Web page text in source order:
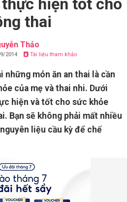
hiện tốt cho
thai
Thảo
2014 Tài liệu tham khảo
những món ăn an thai là cần
của mẹ và thai nhi. Dưới
hiện và tốt cho sức khỏe
Bạn sẽ không phải mất nhiều
liệu cầu kỳ để chế